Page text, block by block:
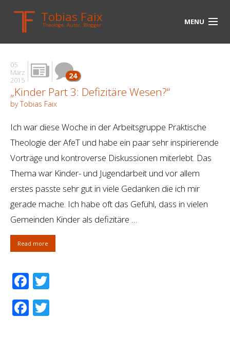
Tobias Faix
Theologe, Autor, Blogger MENU
HOME
BLOG
BIOGRAPHIE
MEDIEN
LINKS
05
März
2015
24
„Kinder Part 3: Defizitäre Wesen?“
by Tobias Faix
Ich war diese Woche in der Arbeitsgruppe Praktische
Theologie der AfeT und habe ein paar sehr inspirierende
Vorträge und kontroverse Diskussionen miterlebt. Das
Thema war Kinder- und Jugendarbeit und vor allem
erstes passte sehr gut in viele Gedanken die ich mir
gerade mache. Ich habe oft das Gefühl, dass in vielen
Gemeinden Kinder als defizitäre …
Read more
Facebook
Facebook